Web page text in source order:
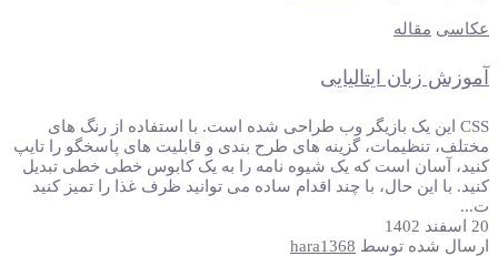
عکاسی مقاله
آموزش زبان ایتالیایی
CSS این یک بازیگر وب طراحی شده است. با استفاده از رنگ های
مختلف، تنظیمات، گزینه های طرح بندی و قابلیت های پاسخگو را تایپ
کنید، آسان است که یک شیوه نامه را به یک کابوس خطی خطی تبدیل
کنید. با این حال، با چند اقدام ساده می توانید ظرف غذا را تمیز کنید
ت...
20 اسفند 1402
ارسال شده توسط hara1368